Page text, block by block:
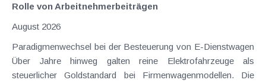
Rolle von Arbeitnehmer​­beiträgen
August 2026
Paradigmenwechsel bei der Besteuerung von E-Dienstwagen
Über Jahre hinweg galten reine Elektrofahrzeuge als
steuerlicher Goldstandard bei Firmenwagenmodellen. Die